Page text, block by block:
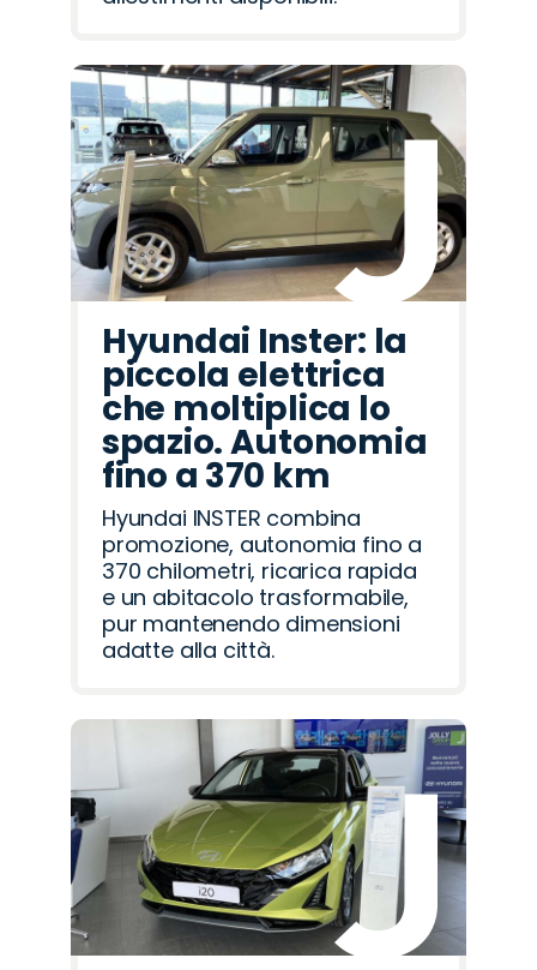
Hyundai Inster: la
piccola elettrica
che moltiplica lo
spazio. Autonomia
fino a 370 km
Hyundai INSTER combina
promozione, autonomia fino a
370 chilometri, ricarica rapida
e un abitacolo trasformabile,
pur mantenendo dimensioni
adatte alla città.